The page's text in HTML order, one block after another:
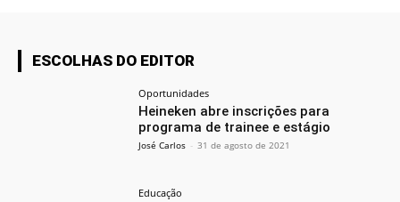
ESCOLHAS DO EDITOR
Oportunidades
Heineken abre inscrições para
programa de trainee e estágio
José Carlos - 31 de agosto de 2021
Educação